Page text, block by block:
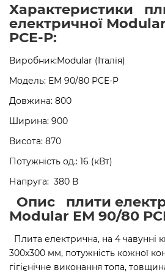
Характеристики
електричної
PCE-P:
Виробник:Modular (Італія)
Модель: EM 90/80 PCE-P
Довжина: 800
Ширина: 900
Висота: 870
Потужність од.: 16 (кВт)
Напруга: 380 В
Опис плити
Modular EM 90/80
Плита електрична, на 4 чавунні
300х300 мм, потужність кожної
гігієнічне виконання топа,